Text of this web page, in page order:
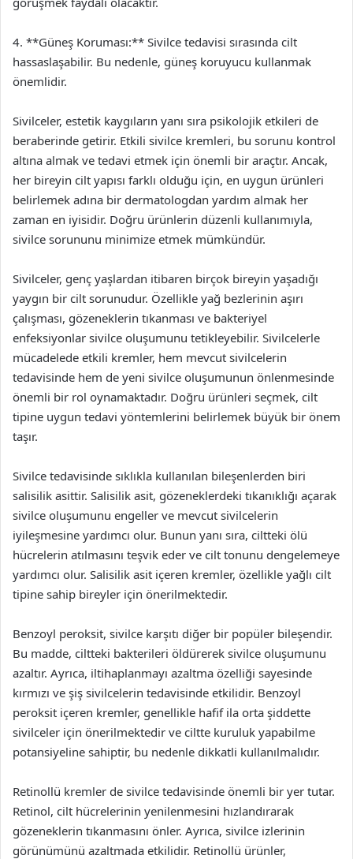
4. **Güneş Koruması:** Sivilce tedavisi sırasında cilt
hassaslaşabilir. Bu nedenle, güneş koruyucu kullanmak
önemlidir.
Sivilceler, estetik kaygıların yanı sıra psikolojik etkileri de
beraberinde getirir. Etkili sivilce kremleri, bu sorunu kontrol
altına almak ve tedavi etmek için önemli bir araçtır. Ancak,
her bireyin cilt yapısı farklı olduğu için, en uygun ürünleri
belirlemek adına bir dermatologdan yardım almak her
zaman en iyisidir. Doğru ürünlerin düzenli kullanımıyla,
sivilce sorununu minimize etmek mümkündür.
Sivilceler, genç yaşlardan itibaren birçok bireyin yaşadığı
yaygın bir cilt sorunudur. Özellikle yağ bezlerinin aşırı
çalışması, gözeneklerin tıkanması ve bakteriyel
enfeksiyonlar sivilce oluşumunu tetikleyebilir. Sivilcelerle
mücadelede etkili kremler, hem mevcut sivilcelerin
tedavisinde hem de yeni sivilce oluşumunun önlenmesinde
önemli bir rol oynamaktadır. Doğru ürünleri seçmek, cilt
tipine uygun tedavi yöntemlerini belirlemek büyük bir önem
taşır.
Sivilce tedavisinde sıklıkla kullanılan bileşenlerden biri
salisilik asittir. Salisilik asit, gözeneklerdeki tıkanıklığı açarak
sivilce oluşumunu engeller ve mevcut sivilcelerin
iyileşmesine yardımcı olur. Bunun yanı sıra, ciltteki ölü
hücrelerin atılmasını teşvik eder ve cilt tonunu dengelemeye
yardımcı olur. Salisilik asit içeren kremler, özellikle yağlı cilt
tipine sahip bireyler için önerilmektedir.
Benzoyl peroksit, sivilce karşıtı diğer bir popüler bileşendir.
Bu madde, ciltteki bakterileri öldürerek sivilce oluşumunu
azaltır. Ayrıca, iltihaplanmayı azaltma özelliği sayesinde
kırmızı ve şiş sivilcelerin tedavisinde etkilidir. Benzoyl
peroksit içeren kremler, genellikle hafif ila orta şiddette
sivilceler için önerilmektedir ve ciltte kuruluk yapabilme
potansiyeline sahiptir, bu nedenle dikkatli kullanılmalıdır.
Retinollü kremler de sivilce tedavisinde önemli bir yer tutar.
Retinol, cilt hücrelerinin yenilenmesini hızlandırarak
gözeneklerin tıkanmasını önler. Ayrıca, sivilce izlerinin
görünümünü azaltmada etkilidir. Retinollü ürünler,